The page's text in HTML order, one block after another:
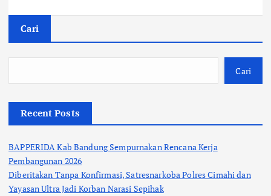
Cari
Cari
Recent Posts
BAPPERIDA Kab Bandung Sempurnakan Rencana Kerja
Pembangunan 2026
Diberitakan Tanpa Konfirmasi, Satresnarkoba Polres Cimahi dan
Yayasan Ultra Jadi Korban Narasi Sepihak